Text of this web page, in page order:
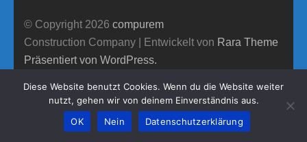
© Copyright 2026 compurem
Construction Company | Entwickelt von Rara Theme
Präsentiert von WordPress.
Diese Website benutzt Cookies. Wenn du die Website weiter
nutzt, gehen wir von deinem Einverständnis aus.
OK
Nein Datenschutzerklärung